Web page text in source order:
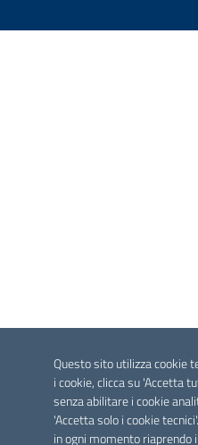
Questo sito utilizza cookie
i cookie, clicca su 'Accetta
senza abilitare i cookie
'Accetta solo i cookie
in ogni momento riaprendo